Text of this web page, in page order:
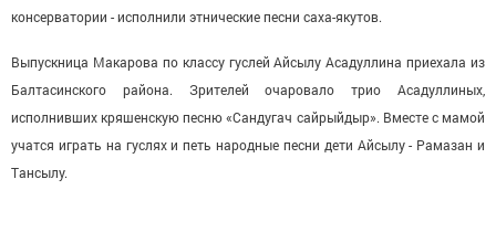
консерватории - исполнили этнические песни саха-якутов.
Выпускница Макарова по классу гуслей Айсылу Асадуллина приехала из
Балтасинского района. Зрителей очаровало трио Асадуллиных,
исполнивших кряшенскую песню «Сандугач сайрыйдыр». Вместе с мамой
учатся играть на гуслях и петь народные песни дети Айсылу - Рамазан и
Тансылу.